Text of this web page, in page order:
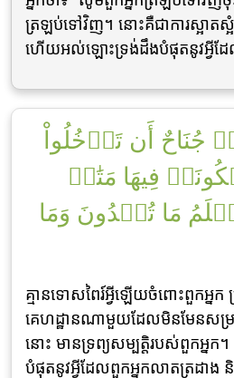
ត្រឡប់ទៅវិញ។ នោះគឺជាការស្អាត
ហើយអល់ឡោះទ្រង់ដឹងបំផុតនូវអ្វីដែល
أَن تَدۡخُلُواْ
فِيهَا مَتَٰعٞ
مَا تُبۡدُونَ وَمَا
គ្មានទោសពៃរ៍អ្វីឡើយចំពោះពួកអ្ន
គេហដ្ឋានណាមួយដែលមិនមែនសម្
នោះ មានទ្រព្យសម្បត្តិរបស់ពួកអ្
បំផុតនូវអ្វីដែលពួកអ្នកលាតត្រដាង